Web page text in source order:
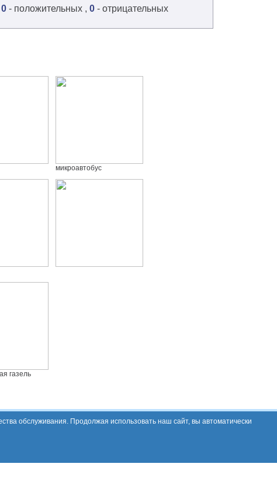
0- положительных , 0- отрицательных
микроавтобус
газель
обслуживания. Продолжая использовать наш сайт, вы автоматически